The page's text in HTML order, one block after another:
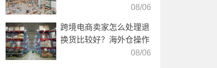
08/06
跨境电商卖家怎么处理退
换货比较好？海外仓操作
08/06